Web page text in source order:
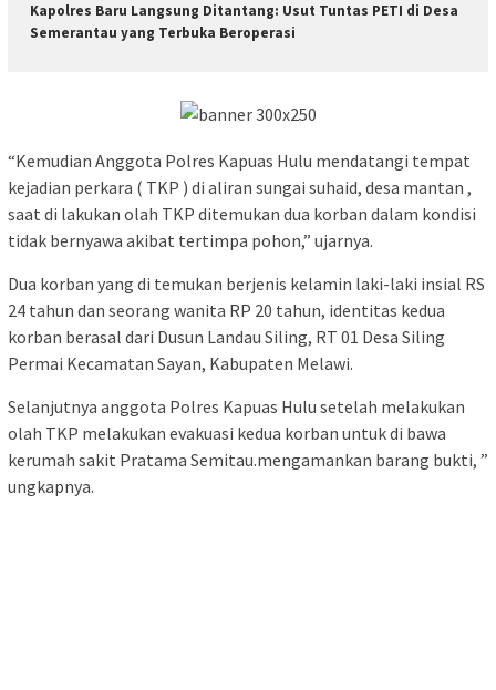
Kapolres Baru Langsung Ditantang: Usut Tuntas PETI di Desa
Semerantau yang Terbuka Beroperasi
“Kemudian Anggota Polres Kapuas Hulu mendatangi tempat
kejadian perkara ( TKP ) di aliran sungai suhaid, desa mantan ,
saat di lakukan olah TKP ditemukan dua korban dalam kondisi
tidak bernyawa akibat tertimpa pohon,” ujarnya.
Dua korban yang di temukan berjenis kelamin laki-laki insial RS
24 tahun dan seorang wanita RP 20 tahun, identitas kedua
korban berasal dari Dusun Landau Siling, RT 01 Desa Siling
Permai Kecamatan Sayan, Kabupaten Melawi.
Selanjutnya anggota Polres Kapuas Hulu setelah melakukan
olah TKP melakukan evakuasi kedua korban untuk di bawa
kerumah sakit Pratama Semitau.mengamankan barang bukti, ”
ungkapnya.